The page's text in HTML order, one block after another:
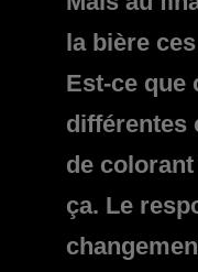
la bière
Est-ce que
différentes
de
ça. Le